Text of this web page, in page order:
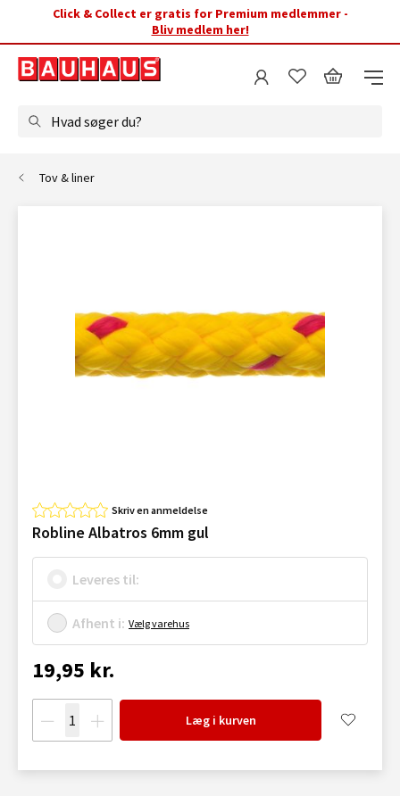
Click & Collect er gratis for Premium medlemmer -
Bliv medlem her!
Hvad søger du?
Tov & liner
Skriv en anmeldelse
Robline Albatros 6mm gul
Leveres til:
Afhent i: Vælg varehus
19,95 kr.
Læg i kurven